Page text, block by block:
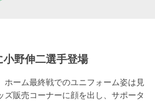
野伸二選手登場
ホーム最終戦でのユニフォーム姿は見
販売コーナーに顔を出し、サポータ